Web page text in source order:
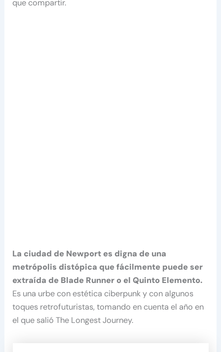
que compartir.
La ciudad de Newport es digna de una
metrópolis distópica que fácilmente puede ser
extraída de Blade Runner o el Quinto Elemento.
Es una urbe con estética ciberpunk y con algunos
toques retrofuturistas, tomando en cuenta el año en
el que salió The Longest Journey.